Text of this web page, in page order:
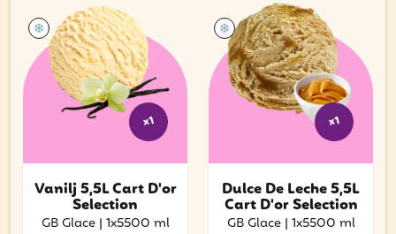
x1
Vanilj 5,5L Cart D'or
Selection
GB Glace | 1x5500 ml
x1
Dulce De Leche 5,5L
Cart D'or Selection
GB Glace | 1x5500 ml